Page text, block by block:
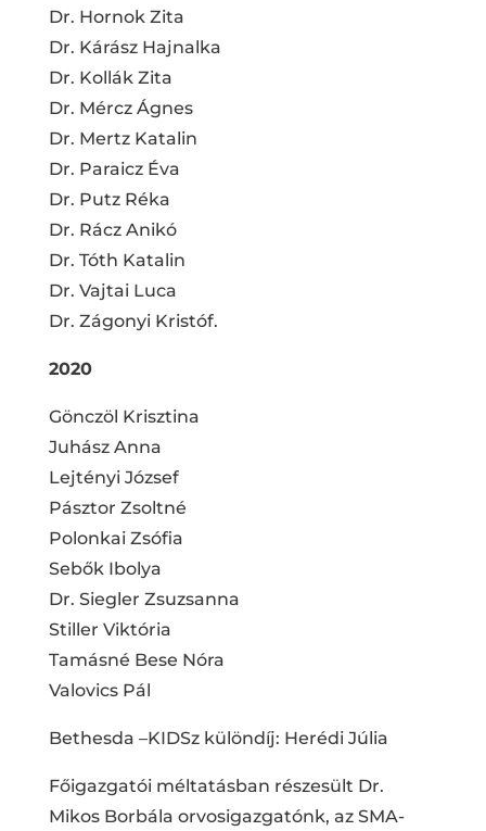
Dr. Hornok Zita
Dr. Kárász Hajnalka
Dr. Kollák Zita
Dr. Mércz Ágnes
Dr. Mertz Katalin
Dr. Paraicz Éva
Dr. Putz Réka
Dr. Rácz Anikó
Dr. Tóth Katalin
Dr. Vajtai Luca
Dr. Zágonyi Kristóf.
2020
Gönczöl Krisztina
Juhász Anna
Lejtényi József
Pásztor Zsoltné
Polonkai Zsófia
Sebők Ibolya
Dr. Siegler Zsuzsanna
Stiller Viktória
Tamásné Bese Nóra
Valovics Pál
Bethesda –KIDSz különdíj: Herédi Júlia
Főigazgatói méltatásban részesült Dr.
Mikos Borbála orvosigazgatónk, az SMA-